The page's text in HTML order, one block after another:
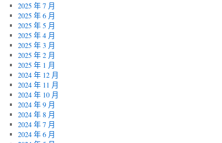
2025 年 7 月
2025 年 6 月
2025 年 5 月
2025 年 4 月
2025 年 3 月
2025 年 2 月
2025 年 1 月
2024 年 12 月
2024 年 11 月
2024 年 10 月
2024 年 9 月
2024 年 8 月
2024 年 7 月
2024 年 6 月